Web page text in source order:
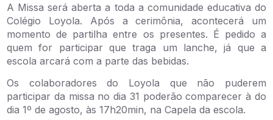
A Missa será aberta a toda a comunidade educativa do
Colégio Loyola. Após a cerimônia, acontecerá um
momento de partilha entre os presentes. É pedido a
quem for participar que traga um lanche, já que a
escola arcará com a parte das bebidas.
Os colaboradores do Loyola que não puderem
participar da missa no dia 31 poderão comparecer à do
dia 1º de agosto, às 17h20min, na Capela da escola.